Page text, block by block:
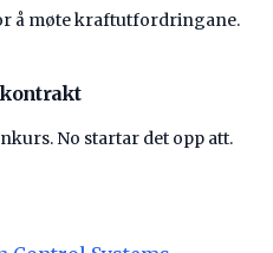
å møte kraftutfordringane.
No startar det opp att.